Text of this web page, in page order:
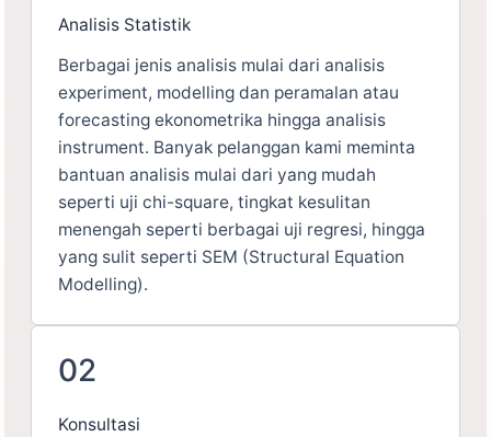
Analisis Statistik
Berbagai jenis analisis mulai dari analisis
experiment, modelling dan peramalan atau
forecasting ekonometrika hingga analisis
instrument. Banyak pelanggan kami meminta
bantuan analisis mulai dari yang mudah
seperti uji chi-square, tingkat kesulitan
menengah seperti berbagai uji regresi, hingga
yang sulit seperti SEM (Structural Equation
Modelling).
02
Konsultasi